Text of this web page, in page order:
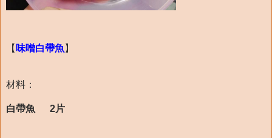
【 味噌白帶魚 】
材料：
白帶魚 2片